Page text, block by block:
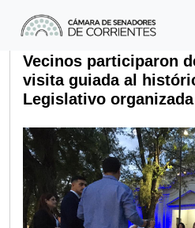
Vecinos participaron
visita guiada al
Legislativo